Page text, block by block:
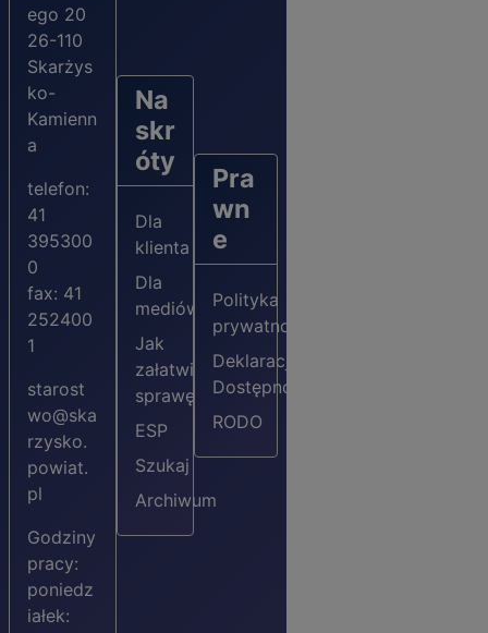
ego 20
26-110
Skarżys
ko-
Kamienn
a
telefon:
41
395300
0
fax: 41
252400
1
starost
wo@ska
rzysko.
powiat.
pl
Godziny
pracy:
poniedz
iałek:
Na
skr
óty
Dla
klienta
Dla
mediów
Jak
załatwić
sprawę?
ESP
Szukaj
Archiwum
Pra
wn
e
Polityka
prywatności
Deklaracja
Dostępności
RODO